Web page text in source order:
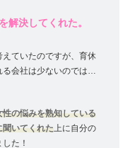
解決してくれた。
ていたのですが、育休
会社は少ないのでは…
性の悩みを熟知している
聞いてくれた 上に自分の
た！